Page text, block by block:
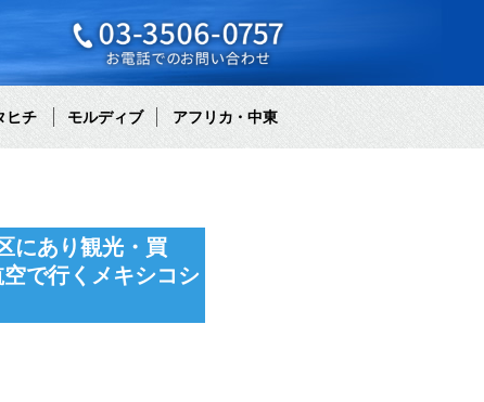
ヒチ モルディブ アフリカ・中東
にあり観光・買
で行くメキシコシ